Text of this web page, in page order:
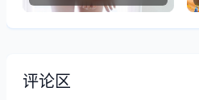
评论区